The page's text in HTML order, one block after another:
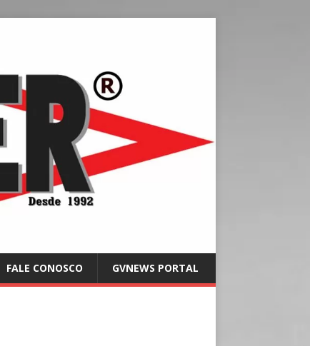
FALE CONOSCO GVNEWS PORTAL